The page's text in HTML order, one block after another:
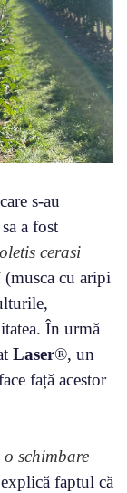
s-au
a fost
cerasi
(musca cu aripi
În urmă
Laser®, un
față acestor
schimbare
faptul că